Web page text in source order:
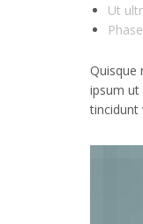
Ut
Quisque
ipsum ut
tincidunt